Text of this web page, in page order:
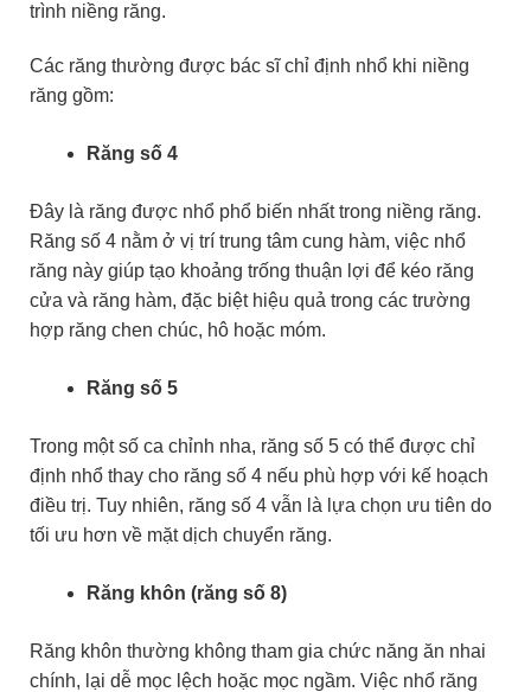
trình niềng răng.
Các răng thường được bác sĩ chỉ định nhổ khi niềng
răng gồm:
Răng số 4
Đây là răng được nhổ phổ biến nhất trong niềng răng.
Răng số 4 nằm ở vị trí trung tâm cung hàm, việc nhổ
răng này giúp tạo khoảng trống thuận lợi để kéo răng
cửa và răng hàm, đặc biệt hiệu quả trong các trường
hợp răng chen chúc, hô hoặc móm.
Răng số 5
Trong một số ca chỉnh nha, răng số 5 có thể được chỉ
định nhổ thay cho răng số 4 nếu phù hợp với kế hoạch
điều trị. Tuy nhiên, răng số 4 vẫn là lựa chọn ưu tiên do
tối ưu hơn về mặt dịch chuyển răng.
Răng khôn (răng số 8)
Răng khôn thường không tham gia chức năng ăn nhai
chính, lại dễ mọc lệch hoặc mọc ngầm. Việc nhổ răng